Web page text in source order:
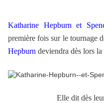
Katharine Hepburn et
première fois sur le tournage
Hepburn deviendra dès lors
Elle dit dès